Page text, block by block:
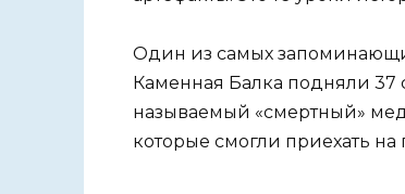
Один из самых
Каменная Балка подняли 37
называемый «смертный»
которые смогли приехать на